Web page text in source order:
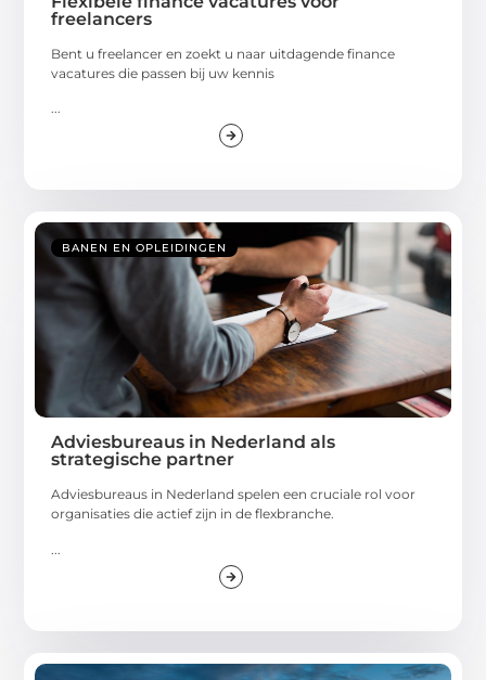
freelancers
Bent u freelancer en zoekt u naar uitdagende finance
vacatures die passen bij uw kennis
...
BANEN EN OPLEIDINGEN
Adviesbureaus in Nederland als
strategische partner
Adviesbureaus in Nederland spelen een cruciale rol voor
organisaties die actief zijn in de flexbranche.